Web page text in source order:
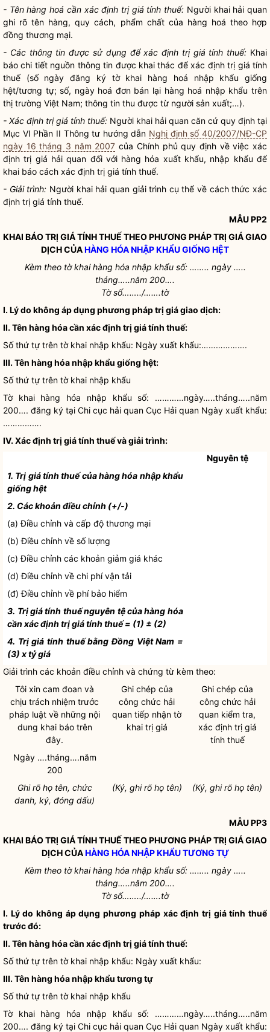
- Tênhàng hoá cần xác định trị giá tính thuế: Người khai hải quan
ghi rõ tên hàng, quy cách, phẩm chất của hàng hoá theo hợp
đồng thương mại.
- Các thông tin được sử dụng để xác định trị giá tính thuế: Khai
báo chi tiết nguồn thông tin được khai thác để xác định trị giá tính
thuế (số ngày đăng ký tờ khai hàng hoá nhập khẩu giống
hệt/tương tự; số, ngày hoá đơn bán lại hàng hoá nhập khẩu trên
thị trường Việt Nam; thông tin thu được từ người sản xuất;…).
- Xác định trị giá tính thuế: Người khai hải quan căn cứ quy định tại
Mục VI Phần II Thông tư hướng dẫn Nghị định số 40/2007/NĐ-CP
ngày 16 tháng 3 năm 2007 của Chính phủ quy định về việc xác
định trị giá hải quan đối với hàng hóa xuất khẩu, nhập khẩu để
khai báo cách xác định trị giá tính thuế.
- Giải trình: Người khai hải quangiải trình cụ thể về cách thức xác
định trị giá tính thuế.
MẪU PP2
KHAI BÁO TRỊ GIÁ TÍNH THUẾ THEO PHƯƠNG PHÁP TRỊ GIÁ GIAO
DỊCH CỦAHÀNG HÓA NHẬP KHẨU GIỐNG HỆT
Kèm theo tờ khai hàng hóa nhập khẩu số: …….. ngày …..
tháng…..năm 200….
Tờ số……../…….tờ
I. Lý do không áp dụng phương pháp trị giá giao dịch:
II. Tên hàng hóa cần xác định trị giá tính thuế:
Số thứ tự trên tờ khai nhập khẩu: Ngày xuất khẩu:……………….
III. Tên hàng hóa nhập khẩu giống hệt:
Số thứ tự trên tờ khai nhập khẩu
Tờ khai hàng hóa nhập khẩu số: …………ngày…..tháng…..năm
200…. đăng ký tại Chi cục hải quan Cục Hải quan Ngày xuất khẩu:
…………….
IV. Xác định trị giá tính thuế và giải trình:
Nguyên tệ
1. Trị giá tính thuế củahàng hóa nhập khẩu
giống hệt
2. Các khoản điều chỉnh (+/-)
(a) Điều chỉnh và cấp độ thương mại
(b) Điều chỉnh về số lượng
(c) Điều chỉnh các khoản giảm giá khác
(d) Điều chỉnh vềchi phívận tải
(đ) Điều chỉnh về phí bảo hiểm
3. Trị giá tính thuế nguyên tệ của hàng hóa
cần xác định trị giá tính thuế = (1) ± (2)
4. Trị giá tính thuế bằng Đồng Việt Nam =
(3) x tỷ giá
Giải trình các khoản điều chỉnh và chứng từ kèm theo:
Tôi xin cam đoan và
chịu trách nhiệm trước
pháp luật về những nội
dung khai báo trên
đây.
Ngày ….tháng….năm
200
Ghi chép của
công chức hải
quan tiếp nhận tờ
khai trị giá
Ghi chép của
công chức hải
quan kiểm tra,
xác định trị giá
tính thuế
Ghi rõ họ tên, chức
danh, ký, đóng dấu)
(Ký, ghi rõ họ tên) (Ký, ghi rõ họ tên)
MẪU PP3
KHAI BÁO TRỊ GIÁ TÍNH THUẾ THEO PHƯƠNG PHÁP TRỊ GIÁ GIAO
DỊCH CỦAHÀNG HÓA NHẬP KHẨU TƯƠNG TỰ
Kèm theo tờ khai hàng hóa nhập khẩu số: …….. ngày …..
tháng…..năm 200….
Tờ số……../…….tờ
I. Lý do không áp dụng phương pháp xác định trị giá tính thuế
trước đó:
II. Tên hàng hóa cần xác định trị giá tính thuế:
Số thứ tự trên tờ khai nhập khẩu: Ngày xuất khẩu:
III. Tên hàng hóa nhập khẩu tương tự
Số thứ tự trên tờ khai nhập khẩu
Tờ khai hàng hóa nhập khẩu số: …………ngày…..tháng…..năm
200…. đăng ký tại Chi cục hải quan Cục Hải quan Ngày xuất khẩu: